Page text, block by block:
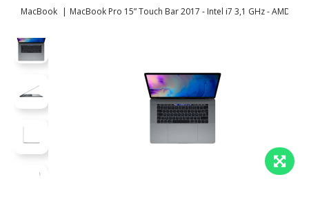
MacBook MacBook Pro 15” Touch Bar 2017 - Intel i7 3,1 GHz - AMD